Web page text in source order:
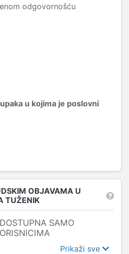
odgovornošću
u kojima je poslovni
OBJAVAMA U
TUŽENIK
SAMO
Prikaži sve